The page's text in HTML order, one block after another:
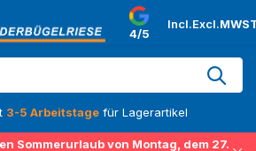
4/5
Incl.Excl.
3-5 Arbeitstage für Lagerartikel
Sommerurlaub von Montag, dem 27.